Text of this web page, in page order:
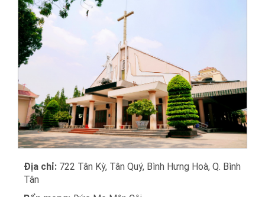
Địa chỉ: 722 Tân Kỳ, Tân Quý, Bình Hưng Hoà, Q. Bình
Tân